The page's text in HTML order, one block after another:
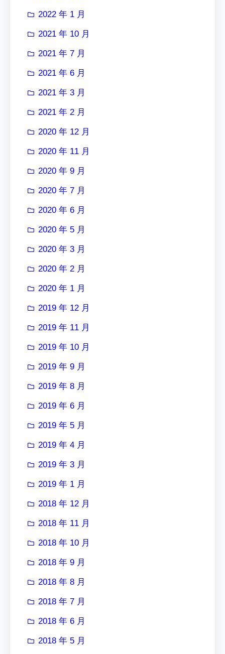
2022 年 1 月
2021 年 10 月
2021 年 7 月
2021 年 6 月
2021 年 3 月
2021 年 2 月
2020 年 12 月
2020 年 11 月
2020 年 9 月
2020 年 7 月
2020 年 6 月
2020 年 5 月
2020 年 3 月
2020 年 2 月
2020 年 1 月
2019 年 12 月
2019 年 11 月
2019 年 10 月
2019 年 9 月
2019 年 8 月
2019 年 6 月
2019 年 5 月
2019 年 4 月
2019 年 3 月
2019 年 1 月
2018 年 12 月
2018 年 11 月
2018 年 10 月
2018 年 9 月
2018 年 8 月
2018 年 7 月
2018 年 6 月
2018 年 5 月